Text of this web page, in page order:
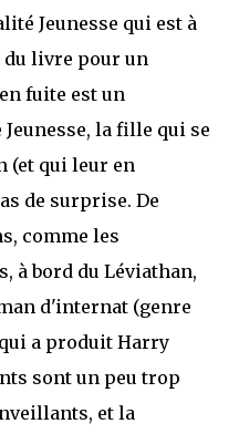
Jeunesse qui est à
du livre pour un
fuite est un
la fille qui se
(et qui leur en
de surprise. De
comme les
à bord du Léviathan,
d'internat (genre
a produit Harry
sont un peu trop
et la